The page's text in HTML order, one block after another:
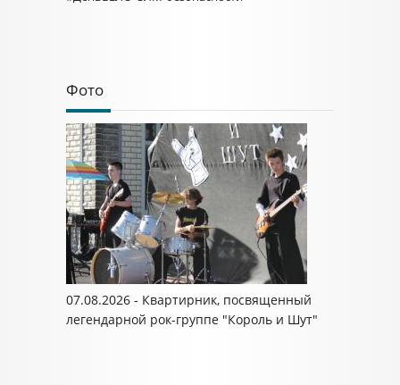
Фото
07.08.2026 - Квартирник, посвященный
легендарной рок-группе "Король и Шут"